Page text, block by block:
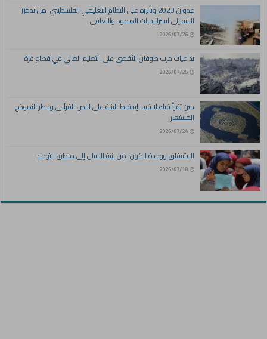
عدوان 2023 وتأثيره على النظام التعليمي الفلسطيني: من تدمير
البنية إلى استراتيجيات الصمود والتعافي
2026/07/26
تداعيات حرب طوفان الأقصى على التعليم العالي في قطاع غزة
2026/07/25
حين تقرأ فيك لا فيه، إسقاط البنية على النص القرآني وخطر النموذج
المستعار
2026/07/24
الاشتقاق ووحدة الكون: من بنية اللسان إلى منطق التوحيد
2026/07/18